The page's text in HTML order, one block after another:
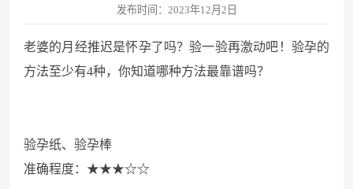
发布时间：2023年12月2日
老婆的月经推迟是怀孕了吗？验一验再激动吧！验孕的
方法至少有4种，你知道哪种方法最靠谱吗？
验孕纸、验孕棒
准确程度：★★★☆☆